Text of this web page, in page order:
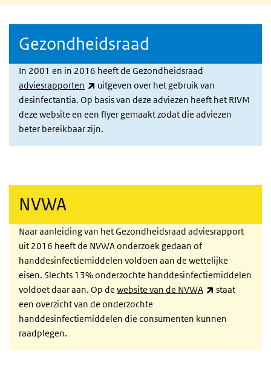
Gezondheidsraad
In 2001 en in 2016 heeft de Gezondheidsraad
adviesrapporten
(externe link)
uitgeven over het gebruik van
desinfectantia. Op basis van deze adviezen heeft het RIVM
deze website en een flyer gemaakt zodat die adviezen
beter bereikbaar zijn.
NVWA
Naar aanleiding van het Gezondheidsraad adviesrapport
uit 2016 heeft de NVWA onderzoek gedaan of
handdesinfectiemiddelen voldoen aan de wettelijke
eisen. Slechts 13% onderzochte handdesinfectiemiddelen
voldoet daar aan. Op de website van de NVWA (externe link)
staat
een overzicht van de onderzochte
handdesinfectiemiddelen die consumenten kunnen
raadplegen.